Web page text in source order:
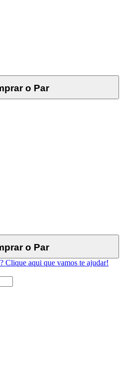
o Par
o Par
Clique aqui que vamos te ajudar!